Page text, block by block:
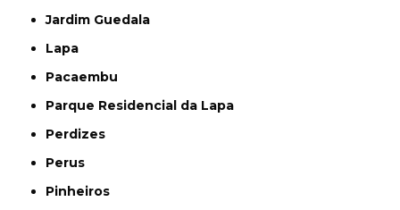
Jardim Guedala
Lapa
Pacaembu
Parque Residencial da Lapa
Perdizes
Perus
Pinheiros